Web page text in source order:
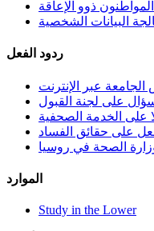
المواطنون ذوو الإعاقة
البيانات الشخصية
ردود الفعل
الجامعة عبر الإنترنت
على لجنة القبول
على الخدمة الصحفية
على حقائق الفساد
الصحة في روسيا
الموارد
Study in the Lower